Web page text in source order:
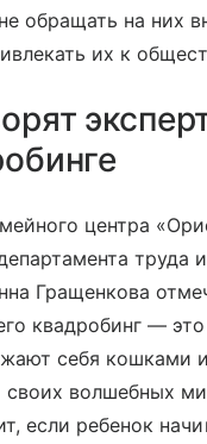
обращать на них
их к
центра
труда
Гращенкова
квадробинг —
себя кошками
волшебных
если ребенок